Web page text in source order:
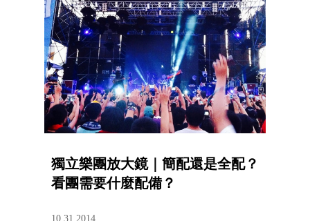
獨立樂團放大鏡｜簡配還是全配？
看團需要什麼配備？
10.31.2014